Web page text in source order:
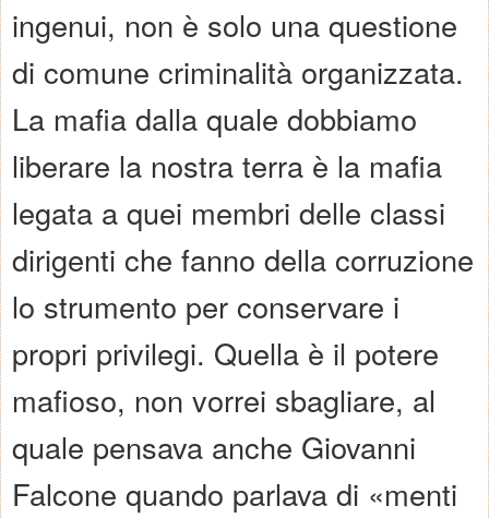
ingenui, non è solo una questione
di comune criminalità organizzata.
La mafia dalla quale dobbiamo
liberare la nostra terra è la mafia
legata a quei membri delle classi
dirigenti che fanno della corruzione
lo strumento per conservare i
propri privilegi. Quella è il potere
mafioso, non vorrei sbagliare, al
quale pensava anche Giovanni
Falcone quando parlava di «menti